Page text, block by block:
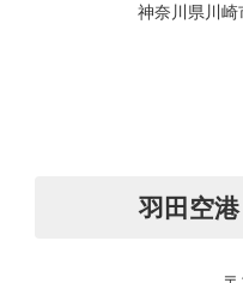
神奈川県川
羽田空